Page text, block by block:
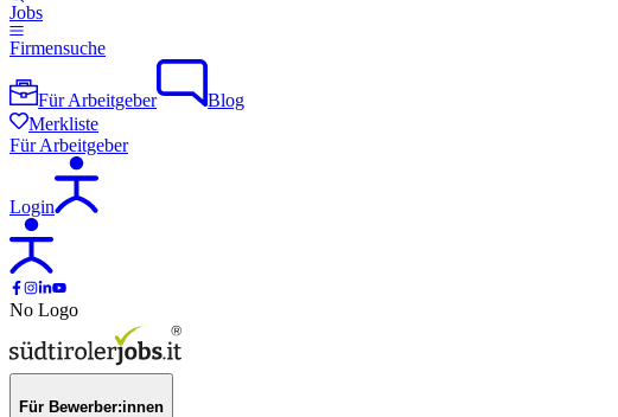
Jobs
Firmensuche
Für Arbeitgeber
Blog
Merkliste
Für Arbeitgeber
Login
No Logo
Für Bewerber:innen